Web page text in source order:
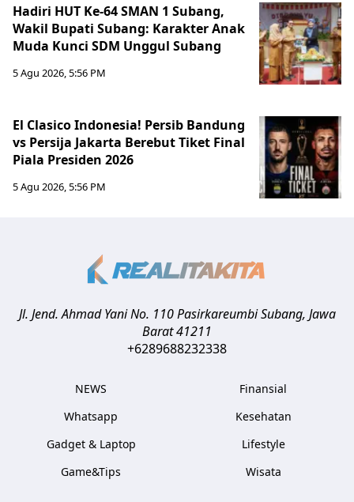
Hadiri HUT Ke-64 SMAN 1 Subang,
Wakil Bupati Subang: Karakter Anak
Muda Kunci SDM Unggul Subang
5 Agu 2026, 5:56 PM
El Clasico Indonesia! Persib Bandung
vs Persija Jakarta Berebut Tiket Final
Piala Presiden 2026
5 Agu 2026, 5:56 PM
Jl. Jend. Ahmad Yani No. 110 Pasirkareumbi Subang, Jawa
Barat41211
+6289688232338
NEWS
Whatsapp
Gadget & Laptop
Game&Tips
Finansial
Kesehatan
Lifestyle
Wisata